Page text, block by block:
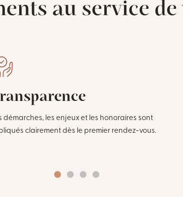
au service
démarches, les enjeux et les honoraires sont
clairement dès le premier rendez-vous.